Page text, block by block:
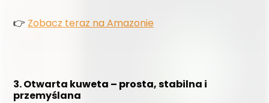
👉 Zobacz teraz na Amazonie
3. Otwarta kuweta – prosta, stabilna i
przemyślana